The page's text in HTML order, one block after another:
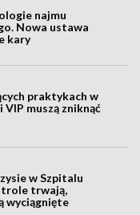
najmu
Nowa ustawa
kary
praktykach w
muszą zniknąć
w Szpitalu
trwają,
wyciągnięte